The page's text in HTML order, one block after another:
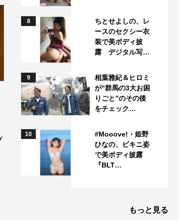
8
ちとせよしの、レ
ースのセクシー衣
装で美ボディ披
露 デジタル写…
9
相葉雅紀＆ヒロミ
が“群馬の3大お困
りごと”のその後
をチェック…
10
#Mooove!・姫野
ひなの、ビキニ姿
で美ボディ披露
『BLT…
もっと見る